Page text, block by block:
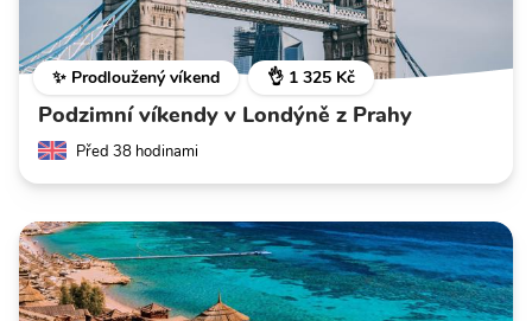
✨ Prodloužený víkend 👌 1 325 Kč
Podzimní víkendy v Londýně z Prahy
Před 38 hodinami